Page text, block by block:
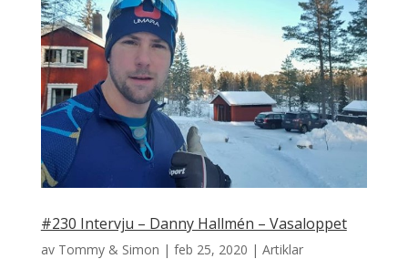
#230 Intervju – Danny Hallmén – Vasaloppet
av Tommy & Simon | feb 25, 2020 | Artiklar